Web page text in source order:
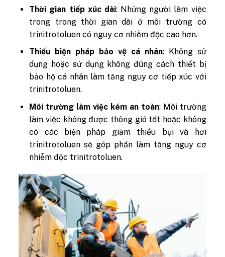
Thời gian tiếp xúc dài: Những người làm việc
trong trong thời gian dài ở môi trường có
trinitrotoluen có nguy cơ nhiễm độc cao hơn.
Thiếu biện pháp bảo vệ cá nhân: Không sử
dụng hoặc sử dụng không đúng cách thiết bị
bảo hộ cá nhân làm tăng nguy cơ tiếp xúc với
trinitrotoluen.
Môi trường làm việc kém an toàn: Môi trường
làm việc không được thông gió tốt hoặc không
có các biện pháp giảm thiểu bụi và hơi
trinitrotoluen sẽ góp phần làm tăng nguy cơ
nhiễm độc trinitrotoluen.